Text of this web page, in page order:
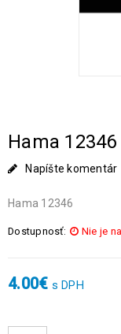
Hama 12346
Napíšte komentár
Hama 12346
Dostupnosť: Nie je
4.00€ s DPH